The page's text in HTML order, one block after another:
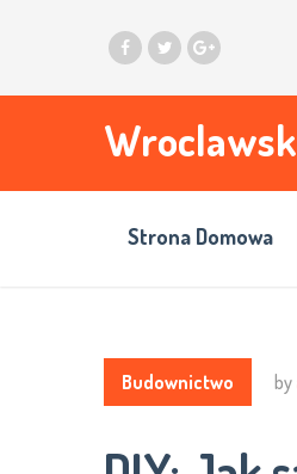
Strona Domowa
Budownictwo by